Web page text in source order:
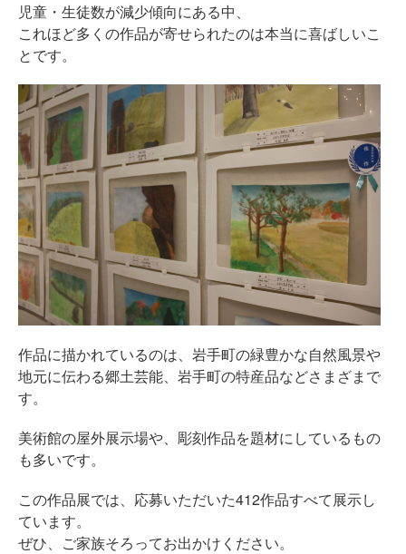
児童・生徒数が減少傾向にある中、
これほど多くの作品が寄せられたのは本当に喜ばしいこ
とです。
作品に描かれているのは、岩手町の緑豊かな自然風景や
地元に伝わる郷土芸能、岩手町の特産品などさまざまで
す。
美術館の屋外展示場や、彫刻作品を題材にしているもの
も多いです。
この作品展では、応募いただいた412作品すべて展示し
ています。
ぜひ、ご家族そろってお出かけください。